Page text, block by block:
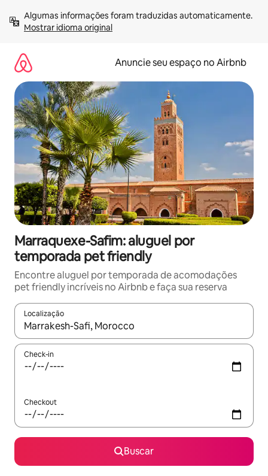
para
Mostrar idioma original
Anuncie seu espaço no Airbnb
Marraquexe-Safim: aluguel por
temporada pet friendly
Encontre aluguel por temporada de acomodações
pet friendly incríveis no Airbnb e faça sua reserva
Localização
Quando os resultados estiverem disponíveis, explore-os
Check-in
Checkout
Buscar